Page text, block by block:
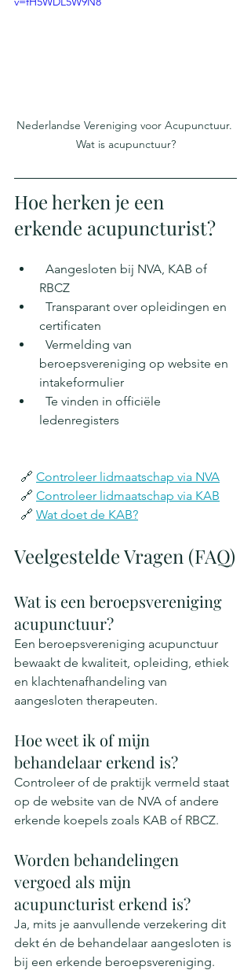
Nederlandse Vereniging voor Acupunctuur.
Wat is acupunctuur?
Hoe herken je een
erkende acupuncturist?
RBCZ
certificaten
beroepsvereniging op website en
intakeformulier
ledenregisters
  🔗
Controleer lidmaatschap via NVA
🔗 Controleer lidmaatschap via KAB
  🔗
Wat doet de KAB?
Veelgestelde Vragen (FAQ)
Wat is een beroepsvereniging
acupunctuur?
Een beroepsvereniging acupunctuur
bewaakt de kwaliteit, opleiding, ethiek
en klachtenafhandeling van
aangesloten therapeuten.
Hoe weet ik of mijn
behandelaar erkend is?
Controleer of de praktijk vermeld staat
op de website van de NVA of andere
erkende koepels zoals KAB of RBCZ.
Worden behandelingen
vergoed als mijn
acupuncturist erkend is?
Ja, mits je aanvullende verzekering dit
dekt én de behandelaar aangesloten is
bij een erkende beroepsvereniging.